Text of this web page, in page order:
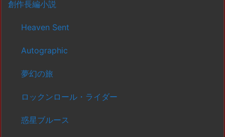
創作長編小説
Heaven Sent
Autographic
夢幻の旅
ロックンロール・ライダー
惑星ブルース